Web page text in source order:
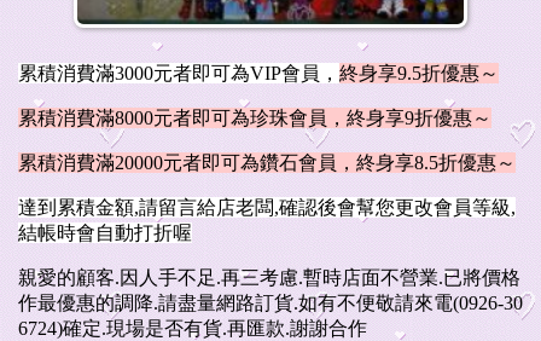
累積消費滿3000元者即可為VIP會員， 終身享9.5折優惠～
累積消費滿8000元者即可為珍珠會員，終身享9折優惠～
累積消費滿20000元者即可為鑽石會員，終身享8.5折優惠～
達到累積金額,請留言給店老闆,確認後會幫您更改會員等級,
結帳時會自動打折喔
親愛的顧客.因人手不足.再三考慮.暫時店面不營業.已將價格
作最優惠的調降.請盡量網路訂貨.如有不便敬請來電(0926-30
6724)確定.現場是否有貨.再匯款.謝謝合作